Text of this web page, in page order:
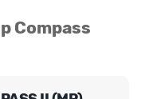
Compass